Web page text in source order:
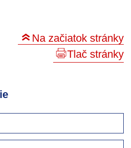
Na začiatok stránky
Tlač stránky